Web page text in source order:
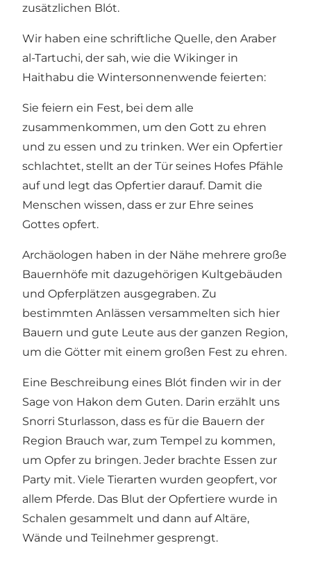
zusätzlichen Blót.
Wir haben eine schriftliche Quelle, den Araber
al-Tartuchi, der sah, wie die Wikinger in
Haithabu die Wintersonnenwende feierten:
Sie feiern ein Fest, bei dem alle
zusammenkommen, um den Gott zu ehren
und zu essen und zu trinken. Wer ein Opfertier
schlachtet, stellt an der Tür seines Hofes Pfähle
auf und legt das Opfertier darauf. Damit die
Menschen wissen, dass er zur Ehre seines
Gottes opfert.
Archäologen haben in der Nähe mehrere große
Bauernhöfe mit dazugehörigen Kultgebäuden
und Opferplätzen ausgegraben. Zu
bestimmten Anlässen versammelten sich hier
Bauern und gute Leute aus der ganzen Region,
um die Götter mit einem großen Fest zu ehren.
Eine Beschreibung eines Blót finden wir in der
Sage von Hakon dem Guten. Darin erzählt uns
Snorri Sturlasson, dass es für die Bauern der
Region Brauch war, zum Tempel zu kommen,
um Opfer zu bringen. Jeder brachte Essen zur
Party mit. Viele Tierarten wurden geopfert, vor
allem Pferde. Das Blut der Opfertiere wurde in
Schalen gesammelt und dann auf Altäre,
Wände und Teilnehmer gesprengt.